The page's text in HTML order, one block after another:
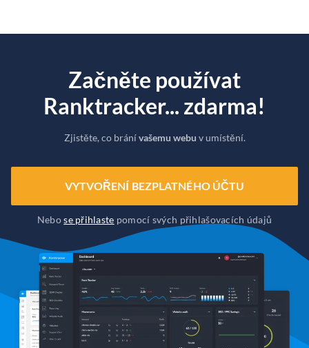
Začněte používat
Ranktracker... zdarma!
Zjistěte, co bránívašemu webu v umístění.
VYTVOŘENÍ BEZPLATNÉHO ÚČTU
Nebose přihlaste pomocí svých přihlašovacích údajů